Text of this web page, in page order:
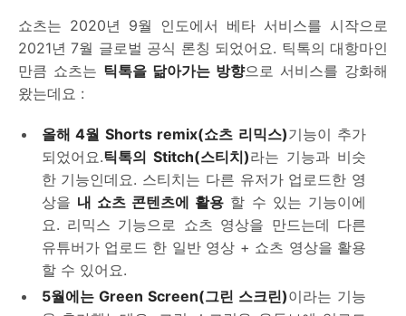
쇼츠는 2020년 9월 인도에서 베타 서비스를 시작으로
2021년 7월 글로벌 공식 론칭 되었어요. 틱톡의 대항마인
만큼 쇼츠는 틱톡을 닮아가는 방향으로 서비스를 강화해
왔는데요 :
올해 4월 Shorts remix(쇼츠 리믹스)기능이 추가
되었어요.틱톡의 Stitch(스티치)라는 기능과 비슷
한 기능인데요. 스티치는 다른 유저가 업로드한 영
상을 내 쇼츠 콘텐츠에 활용 할 수 있는 기능이에
요. 리믹스 기능으로 쇼츠 영상을 만드는데 다른
유튜버가 업로드 한 일반 영상 + 쇼츠 영상을 활용
할 수 있어요.
5월에는 Green Screen(그린 스크린)이라는 기능